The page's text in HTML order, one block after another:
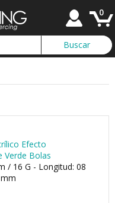
0
Efecto
Verde Bolas
/ 16 G - Longitud: 08